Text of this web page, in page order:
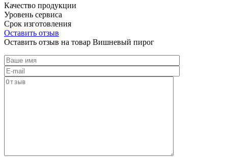
Качество продукции
Уровень сервиса
Срок изготовления
Оставить отзыв
Оставить отзыв на товар Вишневый пирог